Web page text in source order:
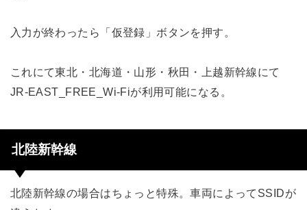
入力が終わったら「仮登録」ボタンを押す。
これにて東北・北海道・山形・秋田・上越新幹線にて
JR-EAST_FREE_Wi-Fiが利用可能になる。
北陸新幹線
北陸新幹線の場合はちょっと特殊。車両によってSSIDが